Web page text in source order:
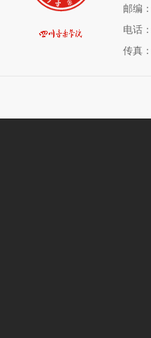
邮编
电话
传真